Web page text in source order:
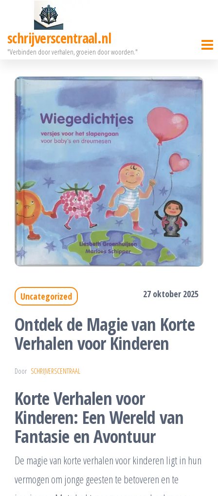
deschrijverscentraal.nl
"Verbinden door verhalen, groeien door woorden."
Uncategorized 27 oktober 2025
Ontdek de Magie van Korte
Verhalen voor Kinderen
Door SCHRIJVERSCENTRAAL
Korte Verhalen voor
Kinderen: Een Wereld van
Fantasie en Avontuur
De magie van korte verhalen voor kinderen ligt in hun
vermogen om jonge geesten te betoveren en te